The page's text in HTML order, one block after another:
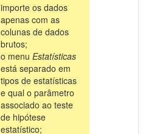
importe os dados
apenas com as
colunas de dados
brutos;
o menu Estatísticas
está separado em
tipos de estatísticas
e qual o parâmetro
associado ao teste
de hipótese
estatístico;